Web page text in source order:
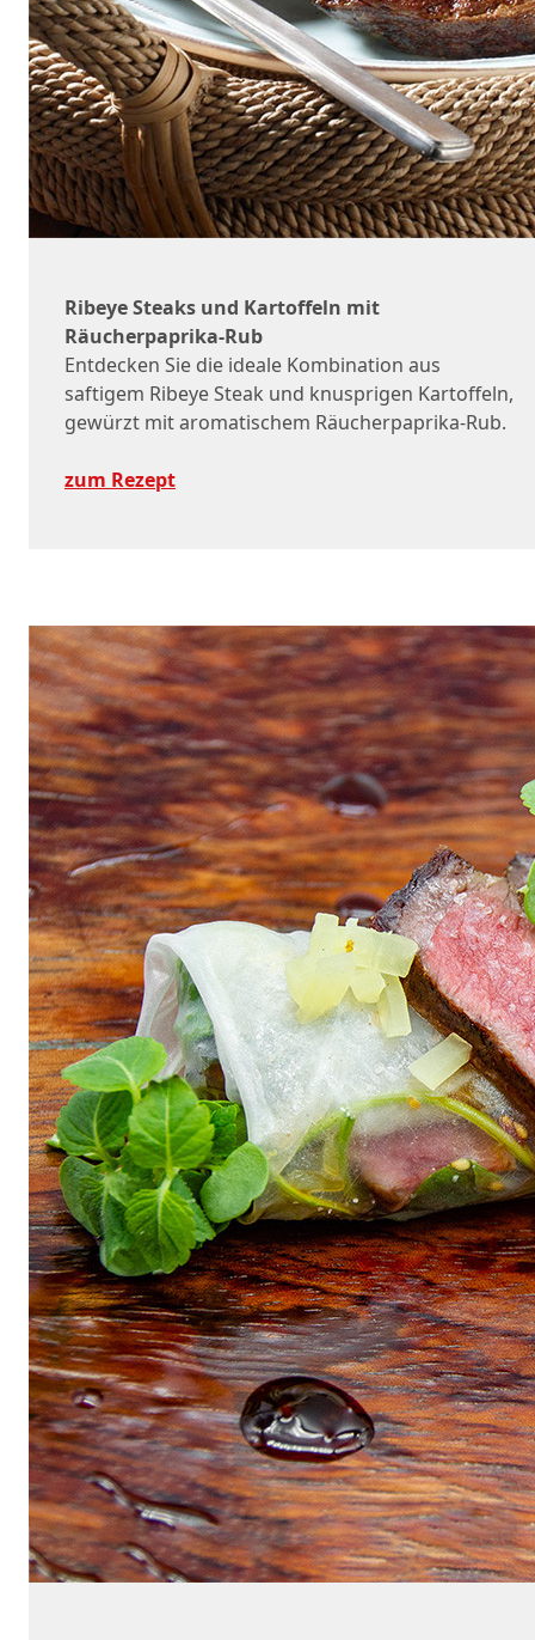
Ribeye Steaks und Kartoffeln mit
Räucherpaprika-Rub
Entdecken Sie die ideale Kombination aus
saftigem Ribeye Steak und knusprigen Kartoffeln,
gewürzt mit aromatischem Räucherpaprika-Rub.
zum Rezept